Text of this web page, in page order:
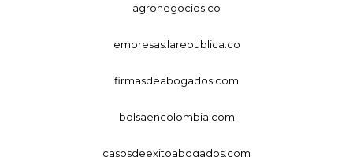
agronegocios.co
empresas.larepublica.co
firmasdeabogados.com
bolsaencolombia.com
casosdeexitoabogados.com